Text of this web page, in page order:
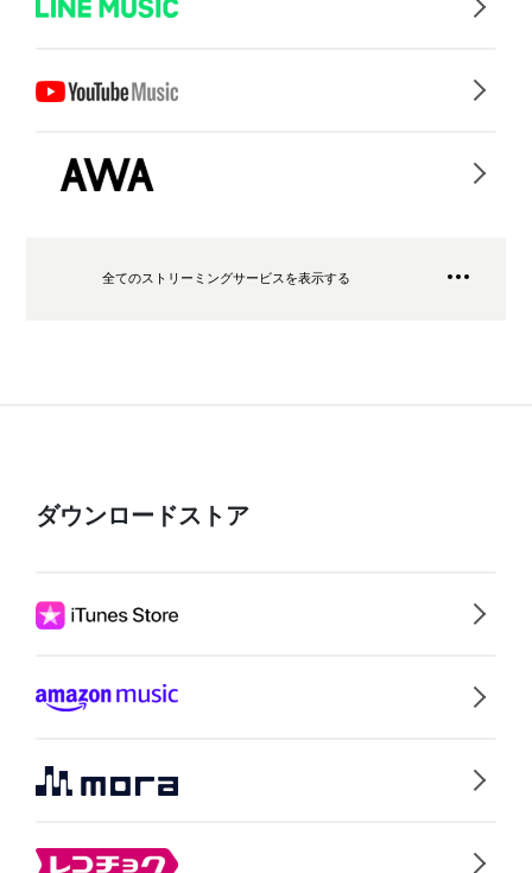
全てのストリーミングサービスを表示する
ダウンロードストア